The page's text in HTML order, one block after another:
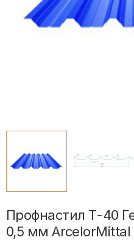
Профнастил Т-40
0,5 мм ArcelorMittal